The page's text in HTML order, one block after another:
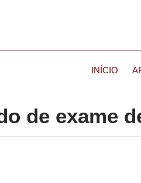
INÍCIO
de exame